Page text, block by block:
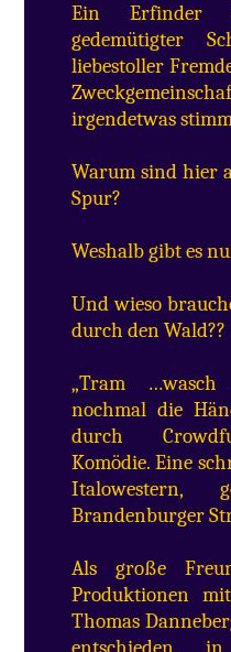
Ein Erfinder
gedemütigter
liebestoller
irgendetwas
Warum sind hier
Spur?
Weshalb gibt es
Und wieso
durch den Wald??
„Tram
nochmal die
durch
Komödie. Eine
Brandenburger
Als große
Produktionen
Thomas